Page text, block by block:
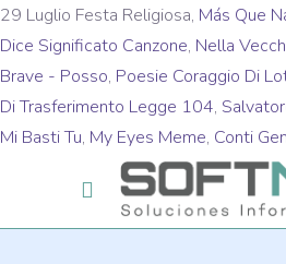
29 Luglio Festa Religiosa, Más Que
Dice Significato Canzone, Nella
Brave - Posso, Poesie Coraggio Di
Di Trasferimento Legge 104,
Mi Basti Tu, My Eyes Meme, Conti